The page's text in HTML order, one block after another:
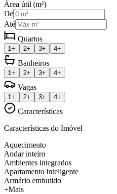
Área útil (m²)
De
Até
Quartos
1+ 2+ 3+ 4+
Banheiros
1+ 2+ 3+ 4+
Vagas
1+ 2+ 3+ 4+
Características
Características do Imóvel
Aquecimento
Andar inteiro
Ambientes integrados
Apartamento inteligente
Armário embutido
+Mais